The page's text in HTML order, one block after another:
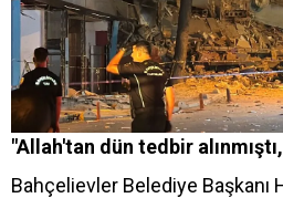
"Allah'tan dün tedbir
Bahçelievler Belediye Başkanı